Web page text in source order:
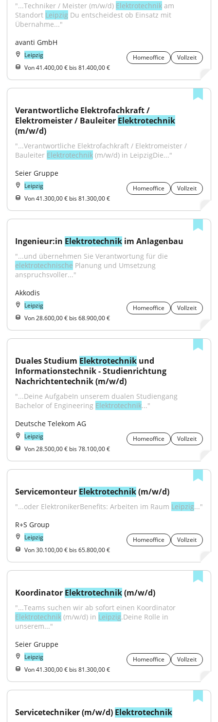
"...Techniker / Meister (m/w/d) Elektrotechnik am
Standort Leipzig Du entscheidest ob Einsatz mit
Übernahme..."
avanti GmbH
Leipzig Homeoffice
Vollzeit
Von 41.400,00 € bis 81.400,00 €
Verantwortliche Elektrofachkraft /
Elektromeister / Bauleiter Elektrotechnik
(m/w/d)
"...Verantwortliche Elektrofachkraft / Elektromeister /
Bauleiter Elektrotechnik (m/w/d) in LeipzigDie..."
Seier Gruppe
Leipzig Homeoffice
Vollzeit
Von 41.300,00 € bis 81.300,00 €
Ingenieur:in Elektrotechnik im Anlagenbau
elektrotechnische Planung und Umsetzung
anspruchsvoller..."
Akkodis
Leipzig Homeoffice
Vollzeit
Von 28.600,00 € bis 68.900,00 €
Duales Studium Elektrotechnik und
Informationstechnik - Studienrichtung
Nachrichtentechnik (m/w/d)
"...Deine AufgabeIn unserem dualen Studiengang
Bachelor of Engineering Elektrotechnik..."
Deutsche Telekom AG
Leipzig Homeoffice
Vollzeit
Von 28.500,00 € bis 78.100,00 €
Servicemonteur Elektrotechnik (m/w/d)
"...oder ElektronikerBenefits: Arbeiten im Raum Leipzig..."
R+S Group
Leipzig Homeoffice
Vollzeit
Von 30.100,00 € bis 65.800,00 €
Koordinator Elektrotechnik (m/w/d)
Elektrotechnik (m/w/d) in Leipzig.Deine Rolle in
unserem..."
Seier Gruppe
Leipzig Homeoffice
Vollzeit
Von 41.300,00 € bis 81.300,00 €
Servicetechniker (m/w/d) Elektrotechnik